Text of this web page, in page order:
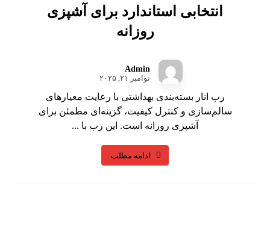
انتخابی استاندارد برای آشپزی
روزانه
Admin
نوامبر ۲۱, ۲۰۲۵
رب انار بسته‌بندی بهداشتی با رعایت معیارهای
سالم‌سازی و کنترل کیفیت، گزینه‌ای مطمئن برای
آشپزی روزانه است. این رب با ...
ادامه مطلب